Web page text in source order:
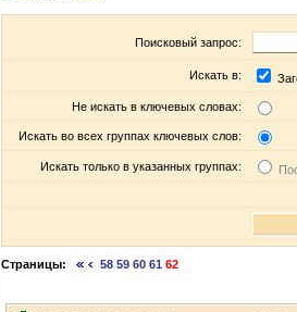
Поисковый запрос:
Искать в:
Не искать в ключевых словах:
Искать во всех группах ключевых слов:
Искать только в указанных группах:
Страницы: 58 59 60 61 62